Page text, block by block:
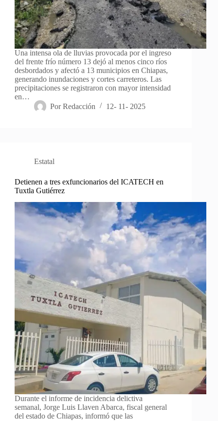
Una intensa ola de lluvias provocada por el ingreso
del frente frío número 13 dejó al menos cinco ríos
desbordados y afectó a 13 municipios en Chiapas,
generando inundaciones y cortes carreteros. Las
precipitaciones se registraron con mayor intensidad
en…
Por Redacción 12- 11- 2025
Estatal
Detienen a tres exfuncionarios del ICATECH en
Tuxtla Gutiérrez
Durante el informe de incidencia delictiva
semanal, Jorge Luis Llaven Abarca, fiscal general
del estado de Chiapas, informó que las